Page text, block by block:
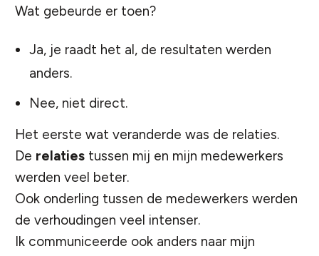
Wat gebeurde er toen?
Ja, je raadt het al, de resultaten werden
anders.
Nee, niet direct.
Het eerste wat veranderde was de relaties.
De relaties tussen mij en mijn medewerkers
werden veel beter.
Ook onderling tussen de medewerkers werden
de verhoudingen veel intenser.
Ik communiceerde ook anders naar mijn